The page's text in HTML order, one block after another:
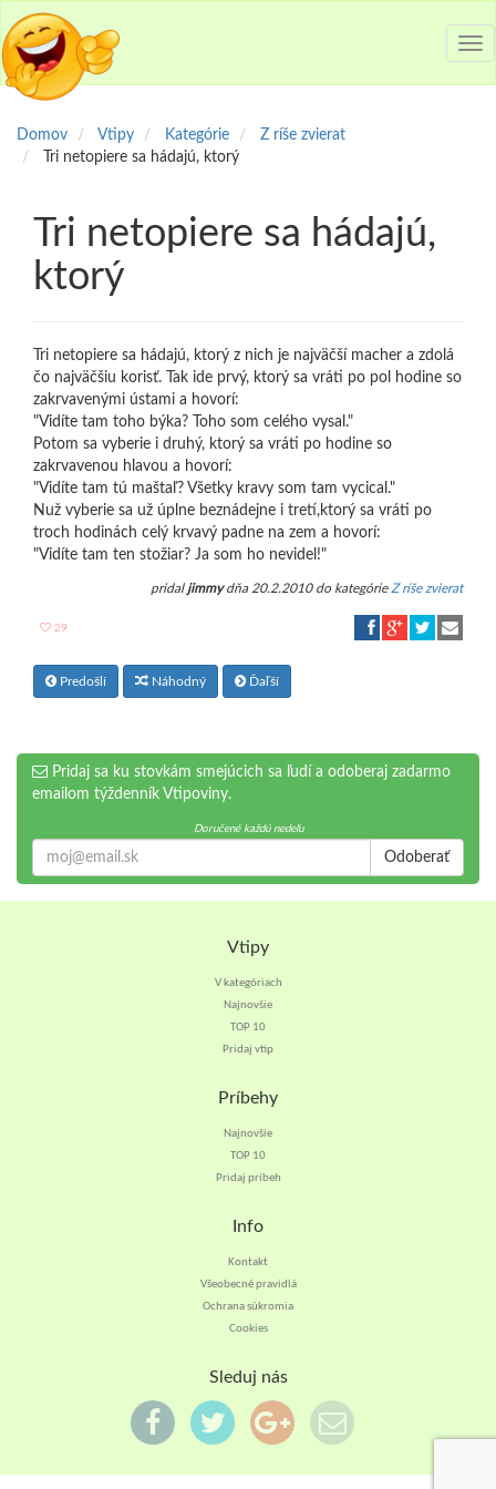
Domov Vtipy Kategórie
Z ríše zvierat
Tri netopiere sa hádajú, ktorý
Tri netopiere sa hádajú,
ktorý
Tri netopiere sa hádajú, ktorý z nich je najväčší macher a zdolá
čo najväčšiu korisť. Tak ide prvý, ktorý sa vráti po pol hodine so
zakrvavenými ústami a hovorí:
"Vidíte tam toho býka? Toho som celého vysal."
Potom sa vyberie i druhý, ktorý sa vráti po hodine so
zakrvavenou hlavou a hovorí:
"Vidíte tam tú maštaľ? Všetky kravy som tam vycical."
Nuž vyberie sa už úplne beznádejne i tretí,ktorý sa vráti po
troch hodinách celý krvavý padne na zem a hovorí:
"Vidíte tam ten stožiar? Ja som ho nevidel!"
pridal jimmydňa 20.2.2010 do kategórie Z ríše zvierat
29
Predošlí Náhodný Ďaľší
Pridaj sa ku stovkám smejúcich sa ľudí a odoberaj zadarmo
emailom týždenník Vtipoviny.
Doručené každú nedeľu
Odoberať
Vtipy
V kategóriach
Najnovšie
TOP 10
Pridaj vtip
Príbehy
Najnovšie
TOP 10
Pridaj príbeh
Info
Kontakt
Všeobecné pravidlá
Ochrana súkromia
Cookies
Sleduj nás